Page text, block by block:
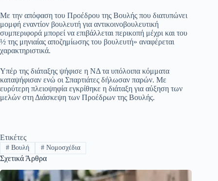
Με την απόφαση του Προέδρου της Βουλής που διατυπώνει
μομφή εναντίον βουλευτή για αντικοινοβουλευτική
συμπεριφορά μπορεί να επιβάλλεται περικοπή μέχρι και του
½ της μηνιαίας αποζημίωσης του βουλευτή» αναφέρεται
χαρακτηριστικά.
Υπέρ της διάταξης ψήφισε η ΝΔ τα υπόλοιπα κόμματα
καταψήφισαν ενώ οι Σπαρτιάτες δήλωσαν παρών. Με
ευρύτερη πλειοψηφία εγκρίθηκε η διάταξη για αύξηση των
μελών στη Διάσκεψη των Προέδρων της Βουλής.
Ετικέτες
#Βουλή #Νομοσχέδια
Σχετικά Άρθρα